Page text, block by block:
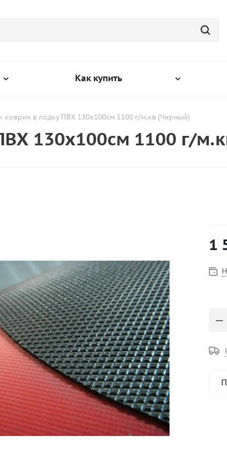
Как купить
коврик в лодку ПВХ 130х100см 1100 г/м.кв (Черный)
130х100см 1100 г/
1